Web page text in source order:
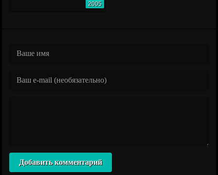
2005
Добавить комментарий